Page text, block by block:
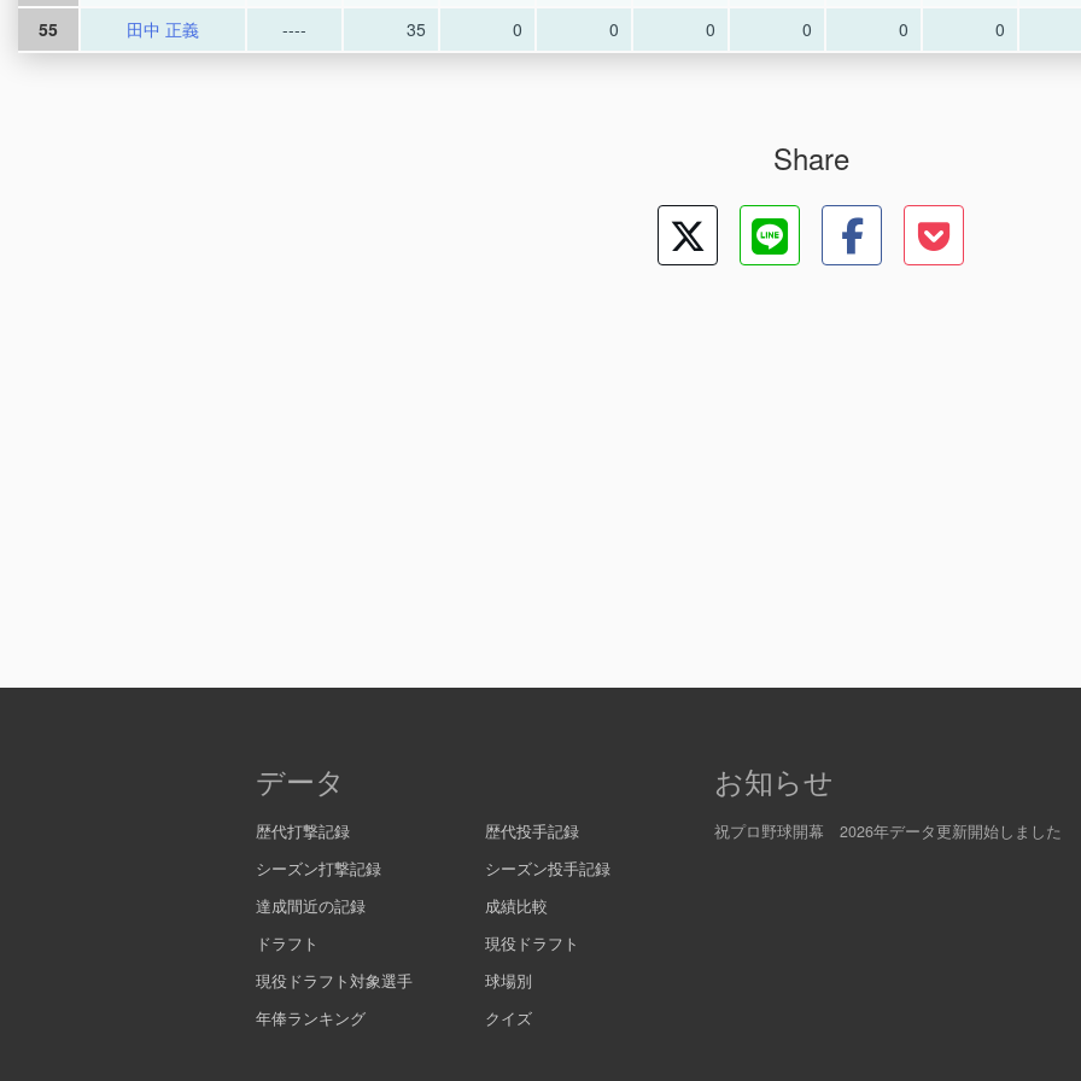
55
田中 正義 ---- 35 0 0 0 0 0 0
Share
データ
歴代打撃記録
歴代投手記録
シーズン打撃記録
シーズン投手記録
達成間近の記録
成績比較
ドラフト
現役ドラフト
現役ドラフト対象選手
球場別
年俸ランキング
クイズ
お知らせ
祝プロ野球開幕 2026年データ更新開始しました